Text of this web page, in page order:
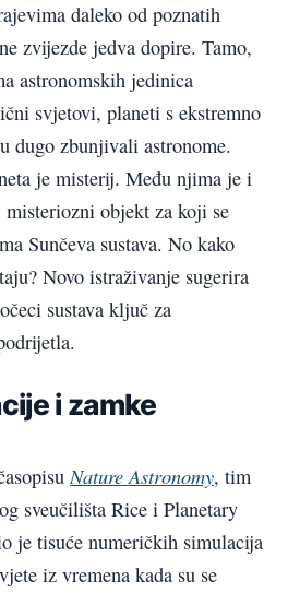
daleko od poznatih
zvijezde jedva dopire. Tamo,
astronomskih jedinica
svjetovi, planeti s ekstremno
dugo zbunjivali astronome.
je misterij. Među njima je i
misteriozni objekt za koji se
Sunčeva sustava. No kako
Novo istraživanje sugerira
sustava ključ za
i zamke
Nature Astronomy, tim
sveučilišta Rice i Planetary
je tisuće numeričkih simulacija
iz vremena kada su se